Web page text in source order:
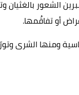
الشعور
أو تفاقُمها.